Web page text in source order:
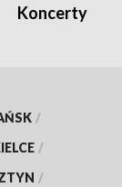
Koncerty
/
/
/